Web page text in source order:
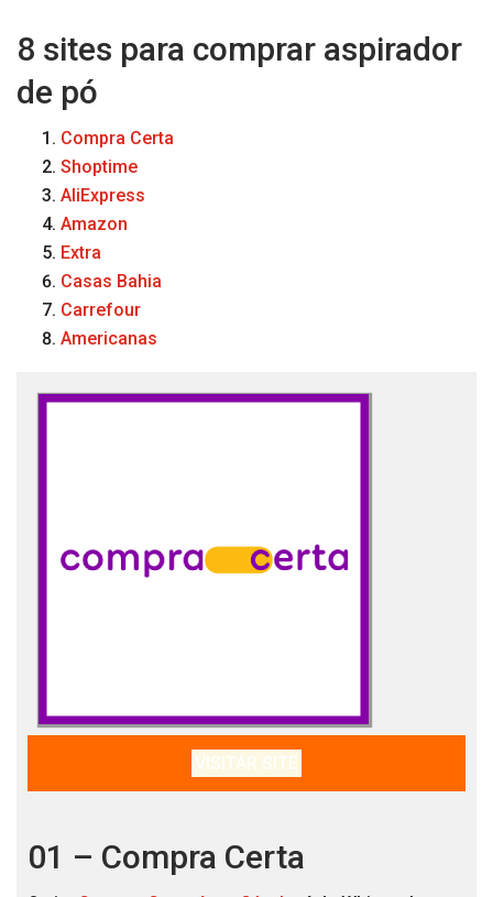
8 sites para comprar aspirador
de pó
Compra Certa
Shoptime
AliExpress
Amazon
Extra
Casas Bahia
Carrefour
Americanas
VISITAR SITE
01 – Compra Certa